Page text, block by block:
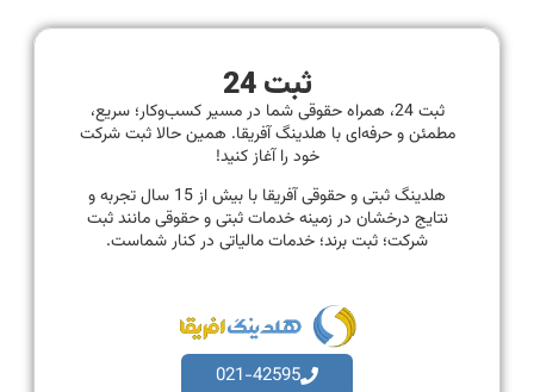
ثبت 24
ثبت 24، همراه حقوقی شما در مسیر کسب‌وکار؛ سریع،
مطمئن و حرفه‌ای با هلدینگ آفریقا. همین حالا ثبت شرکت
خود را آغاز کنید!
هلدینگ ثبتی و حقوقی آفریقا با بیش از 15 سال تجربه و
نتایج درخشان در زمینه خدمات ثبتی و حقوقی مانند ثبت
شرکت؛ ثبت برند؛ خدمات مالیاتی در کنار شماست.
021-42595